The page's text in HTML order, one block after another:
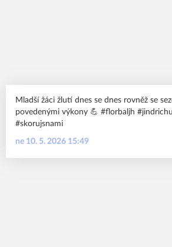
Mladší žáci žlutí dnes se dnes rovněž se
povedenými výkony 💪 #florbaljh
#skorujsnami
ne 10. 5. 2026 15:49